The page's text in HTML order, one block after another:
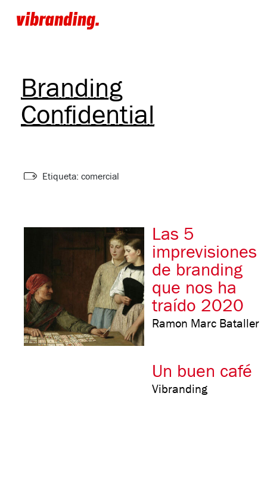
Branding
Confidential
Etiqueta: comercial
Las 5
imprevisiones
de branding
que nos ha
traído 2020
Ramon Marc Bataller
Un buen café
Vibranding